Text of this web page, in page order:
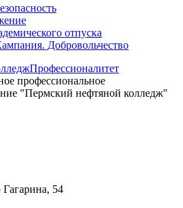
отпуска
Добровольчество
Профессионалитет
профессиональное
"Пермский нефтяной колледж"
Гагарина, 54